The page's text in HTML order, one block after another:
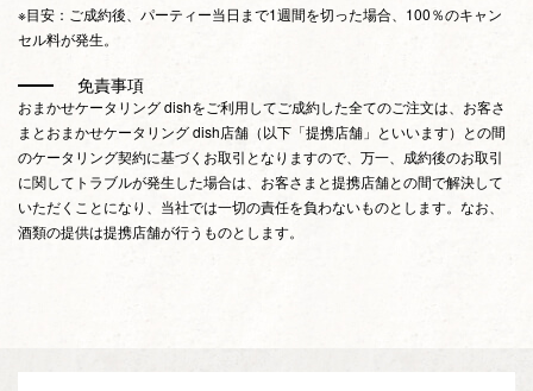
※目安：ご成約後、パーティー当日まで1週間を切った場合、100％のキャン
セル料が発生。
免責事項
おまかせケータリング dishをご利用してご成約した全てのご注文は、お客さ
まとおまかせケータリング dish店舗（以下「提携店舗」といいます）との間
のケータリング契約に基づくお取引となりますので、万一、成約後のお取引
に関してトラブルが発生した場合は、お客さまと提携店舗との間で解決して
いただくことになり、当社では一切の責任を負わないものとします。なお、
酒類の提供は提携店舗が行うものとします。